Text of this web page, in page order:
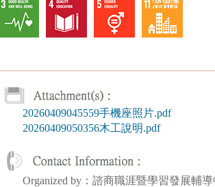
20260409045559手機座照片.pdf
20260409050356木工說明.pdf
Organized by：諮商職涯暨學習發展輔